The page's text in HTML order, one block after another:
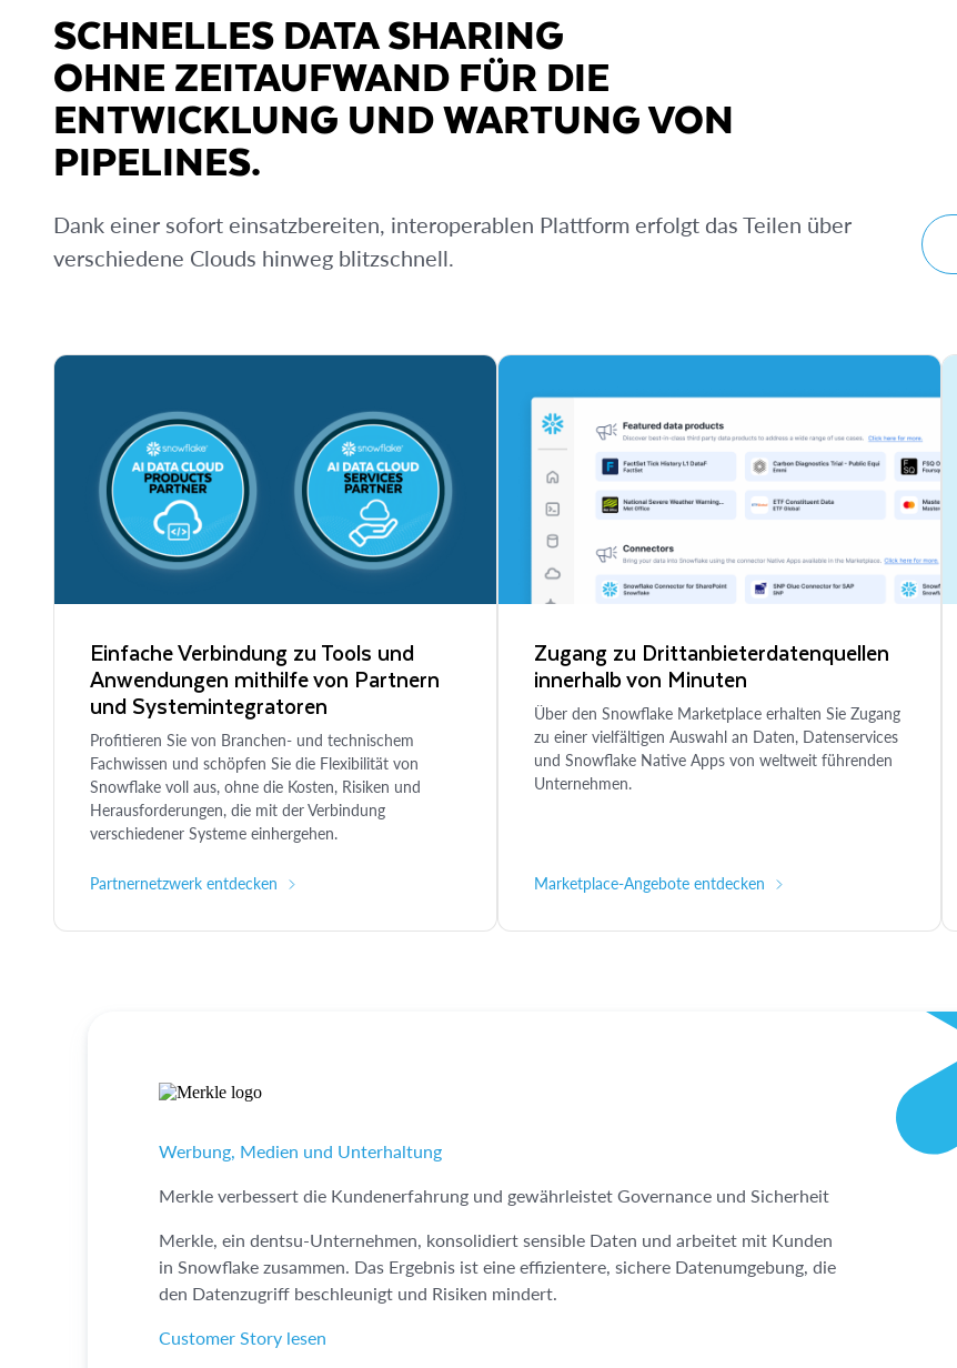
SCHNELLES DATA SHARING
OHNE ZEITAUFWAND FÜR DIE
ENTWICKLUNG UND WARTUNG VON
PIPELINES.
Dank einer sofort einsatzbereiten, interoperablen Plattform erfolgt das Teilen über
verschiedene Clouds hinweg blitzschnell.
Einfache Verbindung zu Tools und
Anwendungen mithilfe von Partnern
und Systemintegratoren
Profitieren Sie von Branchen- und technischem
Fachwissen und schöpfen Sie die Flexibilität von
Snowflake voll aus, ohne die Kosten, Risiken und
Herausforderungen, die mit der Verbindung
verschiedener Systeme einhergehen.
Partnernetzwerk entdecken
Zugang zu Drittanbieterdatenquellen
innerhalb von Minuten
Über den Snowflake Marketplace erhalten Sie Zugang
zu einer vielfältigen Auswahl an Daten, Datenservices
und Snowflake Native Apps von weltweit führenden
Unternehmen.
Marketplace-Angebote entdecken
Werbung, Medien und Unterhaltung
Merkle verbessert die Kundenerfahrung und gewährleistet Governance und Sicherheit
Merkle, ein dentsu-Unternehmen, konsolidiert sensible Daten und arbeitet mit Kunden
in Snowflake zusammen. Das Ergebnis ist eine effizientere, sichere Datenumgebung, die
den Datenzugriff beschleunigt und Risiken mindert.
Customer Story lesen